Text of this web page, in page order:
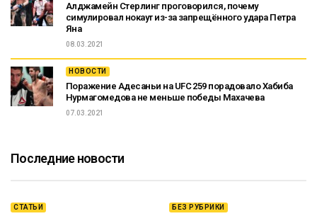
Алджамейн Стерлинг проговорился, почему
симулировал нокаут из-за запрещённого удара Петра
Яна
08.03.2021
НОВОСТИ
Поражение Адесаньи на UFC 259 порадовало Хабиба
Нурмагомедова не меньше победы Махачева
07.03.2021
Последние новости
СТАТЬИ БЕЗ РУБРИКИ